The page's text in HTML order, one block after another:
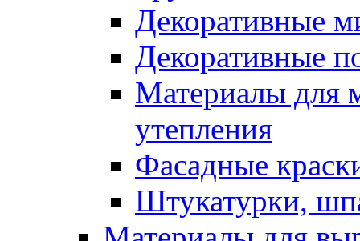
Декоративные
Декоративные
Материалы для
утепления
Фасадные
Штукатурки,